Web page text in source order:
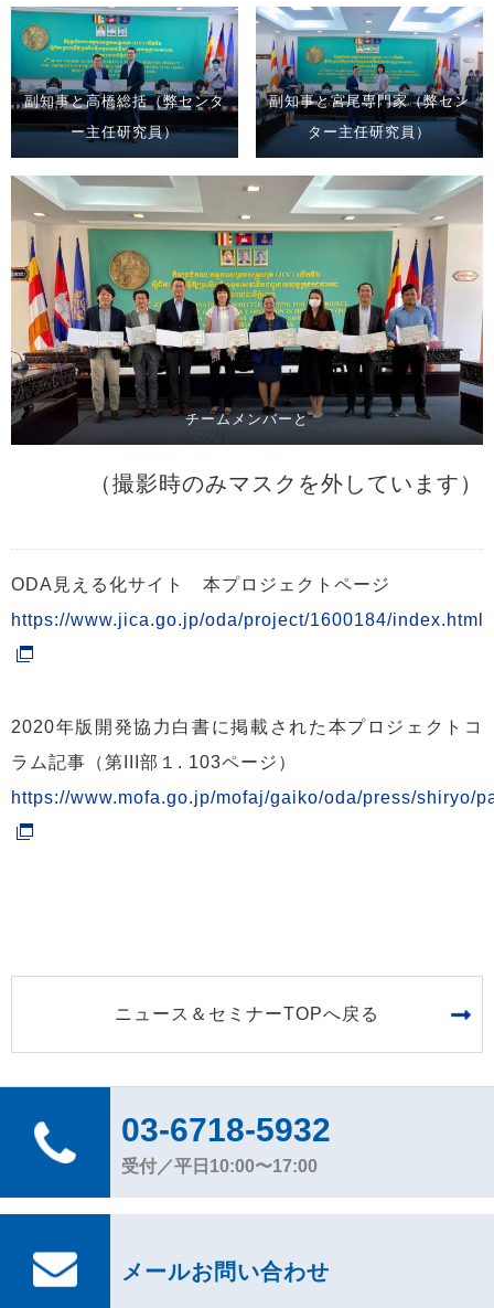
副知事と高橋総括（弊センタ
ー主任研究員）
副知事と宮尾専門家（弊セン
ター主任研究員）
チームメンバーと
（撮影時のみマスクを外しています）
ODA見える化サイト 本プロジェクトページ
https://www.jica.go.jp/oda/project/1600184/index.html
2020年版開発協力白書に掲載された本プロジェクトコ
ラム記事（第III部１. 103ページ）
https://www.mofa.go.jp/mofaj/gaiko/oda/press/shiryo/
ニュース＆セミナーTOPへ戻る
03-6718-5932
受付／平日10:00〜17:00
メールお問い合わせ